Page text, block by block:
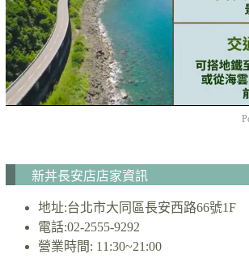
新丼長安店店家資訊
地址:台北市大同區長安西路66號1F
電話:02-2555-9292
營業時間: 11:30~21:00